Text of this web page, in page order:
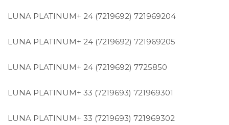
LUNA PLATINUM+ 24 (7219692) 721969204
LUNA PLATINUM+ 24 (7219692) 721969205
LUNA PLATINUM+ 24 (7219692) 7725850
LUNA PLATINUM+ 33 (7219693) 721969301
LUNA PLATINUM+ 33 (7219693) 721969302